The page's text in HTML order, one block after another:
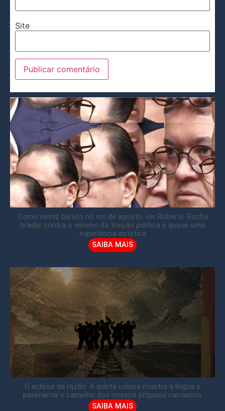
Site
Como verniz barato no sol de agosto: ver Roberto Rocha
bradar contra o veneno da traição política é quase uma
experiência estética
SAIBA MAIS
O eclipse da razão: A quinta coluna mostra a língua e
pavimenta o caminho dos nossos próprios carrascos
SAIBA MAIS